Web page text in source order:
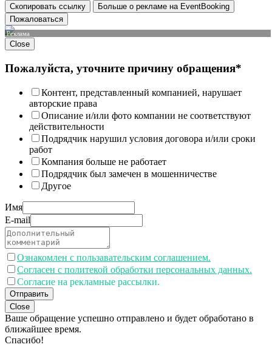
Скопировать ссылку
Больше о рекламе на EventBooking
Пожаловаться
Реклама
Close
Пожалуйста, уточните причину обращения*
Контент, представленный компанией, нарушает
авторские права
Описание и/или фото компании не соответствуют
действительности
Подрядчик нарушил условия договора и/или сроки
работ
Компания больше не работает
Подрядчик был замечен в мошенничестве
Другое
Имя
E-mail
Ознакомлен с пользавательским соглашением.
Согласен с политекой обработки персональных данных.
Согласие на рекламные рассылки.
Отправить
Close
Ваше обращение успешно отправлено и будет обработано в
ближайшее время.
Спасибо!